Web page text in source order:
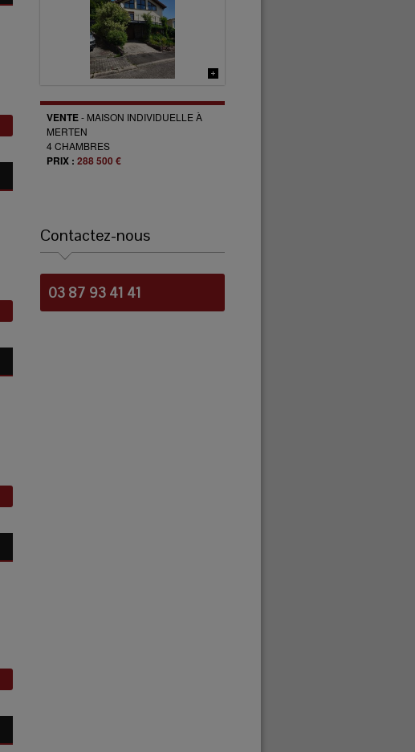
VENTE- MAISON INDIVIDUELLE À
MERTEN
4CHAMBRES
PRIX : 288 500 €
Contactez-nous
03 87 93 41 41